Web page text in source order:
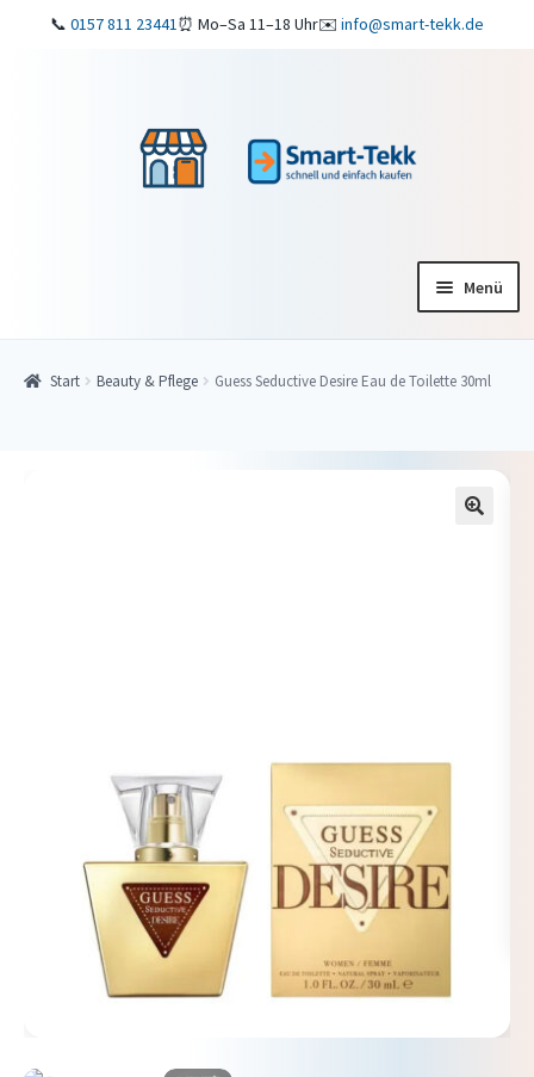
📞 0157 811 23441⏰ Mo–Sa 11–18 Uhr✉️ info@smart-tekk.de
Menü
Startseite
Start Beauty & Pflege Guess Seductive Desire Eau de Toilette 30ml